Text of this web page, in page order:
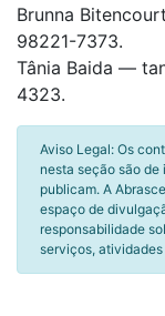
Brunna
98221-7373.
Tânia Baida —
4323.
Aviso Legal: Os
nesta seção são
publicam. A
espaço de
responsabilidade
serviços,